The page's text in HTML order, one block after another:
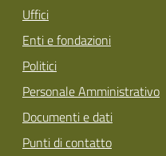
Uffici
Enti e fondazioni
Politici
Personale Amministrativo
Documenti e dati
Punti di contatto